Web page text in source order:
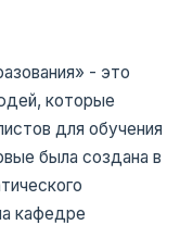
- это
которые
для обучения
была создана в
кафедре